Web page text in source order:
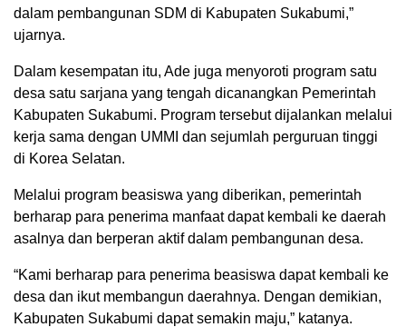
dalam pembangunan SDM di Kabupaten Sukabumi,”
ujarnya.
Dalam kesempatan itu, Ade juga menyoroti program satu
desa satu sarjana yang tengah dicanangkan Pemerintah
Kabupaten Sukabumi. Program tersebut dijalankan melalui
kerja sama dengan UMMI dan sejumlah perguruan tinggi
di Korea Selatan.
Melalui program beasiswa yang diberikan, pemerintah
berharap para penerima manfaat dapat kembali ke daerah
asalnya dan berperan aktif dalam pembangunan desa.
“Kami berharap para penerima beasiswa dapat kembali ke
desa dan ikut membangun daerahnya. Dengan demikian,
Kabupaten Sukabumi dapat semakin maju,” katanya.